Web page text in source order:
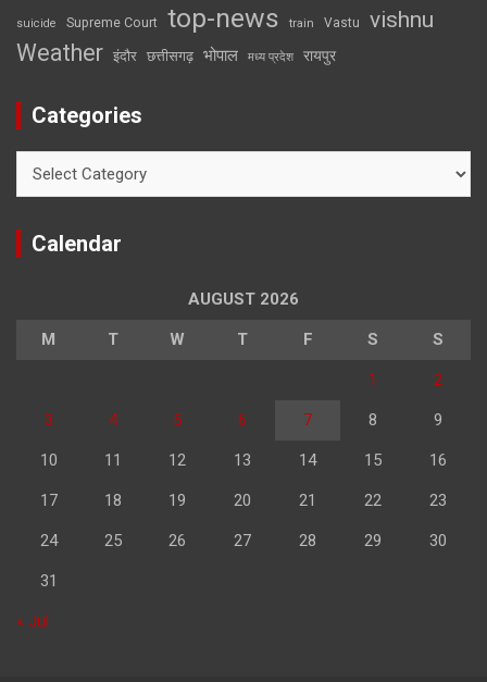
suicide Supreme Court top-news train Vastu vishnu
Weather इंदौर छत्तीसगढ़ भोपाल मध्य प्रदेश रायपुर
Categories
Calendar
AUGUST 2026
M T W T F S S
1 2
3 4 5 6 7 8 9
10 11 12 13 14 15 16
17 18 19 20 21 22 23
24 25 26 27 28 29 30
31
« Jul